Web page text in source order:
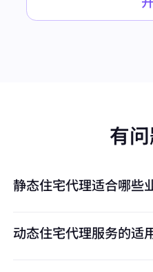
有
静态住宅代理适合哪些
动态住宅代理服务的适